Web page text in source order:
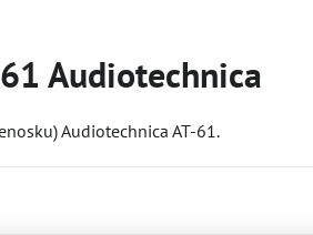
Audiotechnica
Audiotechnica AT-61.